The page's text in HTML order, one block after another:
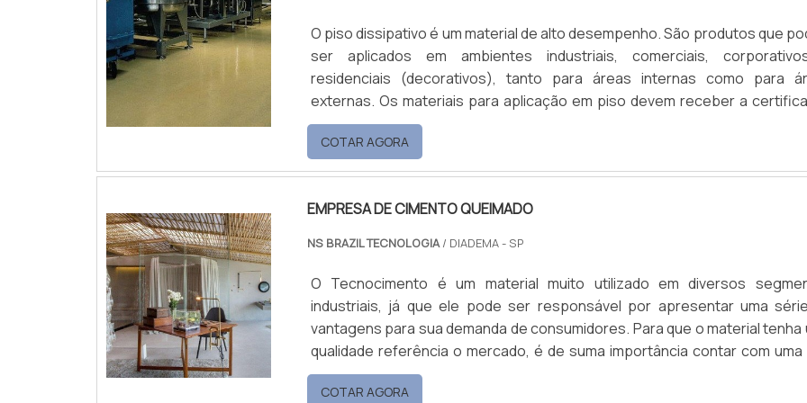
O piso dissipativo é um material de alto desempenho. São produtos que
ser aplicados em ambientes industriais, comerciais,
residenciais (decorativos), tanto para áreas internas como para
externas. Os materiais para aplicação em piso devem receber a certificação
LEED de sustentabilidade, cujo benefício é a aquisição de produtos
com o uso racional e a redução da extração dos recursos naturais e
tecnologias e materiais de baixo impacto ambiental.Pontos p.
COTAR AGORA
EMPRESA DE CIMENTO QUEIMADO
NS BRAZIL TECNOLOGIA/ DIADEMA - SP
O Tecnocimento é um material muito utilizado em diversos
industriais, já que ele pode ser responsável por apresentar uma
vantagens para sua demanda de consumidores. Para que o material tenha
qualidade referência o mercado, é de suma importância contar com uma boa
empresa de cimento queimado. Principais tipos do material Wall –
aplicação em paredes. Street – argamassa decorativa de alto
COTAR AGORA